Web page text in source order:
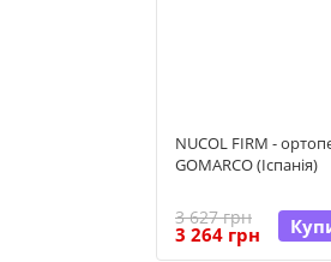
NUCOL FIRM -
GOMARCO (Іспанія)
3 627 грн
3 264 грн